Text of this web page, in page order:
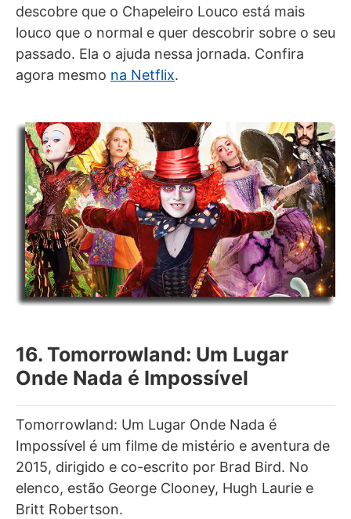
descobre que o Chapeleiro Louco está mais
louco que o normal e quer descobrir sobre o seu
passado. Ela o ajuda nessa jornada. Confira
agora mesmo na Netflix.
16. Tomorrowland: Um Lugar
Onde Nada é Impossível
Tomorrowland: Um Lugar Onde Nada é
Impossível é um filme de mistério e aventura de
2015, dirigido e co-escrito por Brad Bird. No
elenco, estão George Clooney, Hugh Laurie e
Britt Robertson.